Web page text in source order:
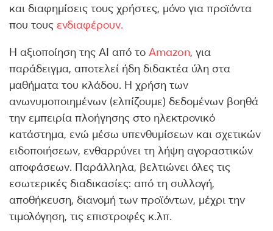
και διαφημίσεις τους χρήστες, μόνο για προϊόντα
που τους ενδιαφέρουν.
Η αξιοποίηση της ΑΙ από το Amazon, για
παράδειγμα, αποτελεί ήδη διδακτέα ύλη στα
μαθήματα του κλάδου. Η χρήση των
ανωνυμοποιημένων (ελπίζουμε) δεδομένων βοηθά
την εμπειρία πλοήγησης στο ηλεκτρονικό
κατάστημα, ενώ μέσω υπενθυμίσεων και σχετικών
ειδοποιήσεων, ενθαρρύνει τη λήψη αγοραστικών
αποφάσεων. Παράλληλα, βελτιώνει όλες τις
εσωτερικές διαδικασίες: από τη συλλογή,
αποθήκευση, διανομή των προϊόντων, μέχρι την
τιμολόγηση, τις επιστροφές κ.λπ.